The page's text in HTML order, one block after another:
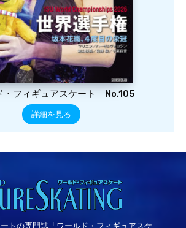
・フィギュアスケート No.105
詳細を見る
トの専門誌「ワールド・フィギュアスケ